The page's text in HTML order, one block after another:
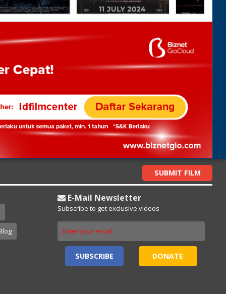
SUBMIT FILM
E-Mail Newsletter
Subscribe to get exclusive videos
SUBSCRIBE DONATE